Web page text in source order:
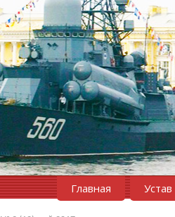
Главная Устав